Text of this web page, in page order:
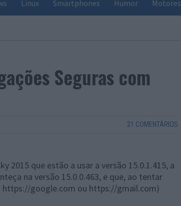
Linux Smartphones Humor Motores
Seguras com
21 COMENTÁRIOS
2015 que estão a usar a versão 15.0.1.415, a
na versão 15.0.0.463, e que, ao tentar
https://google.com ou https://gmail.com)